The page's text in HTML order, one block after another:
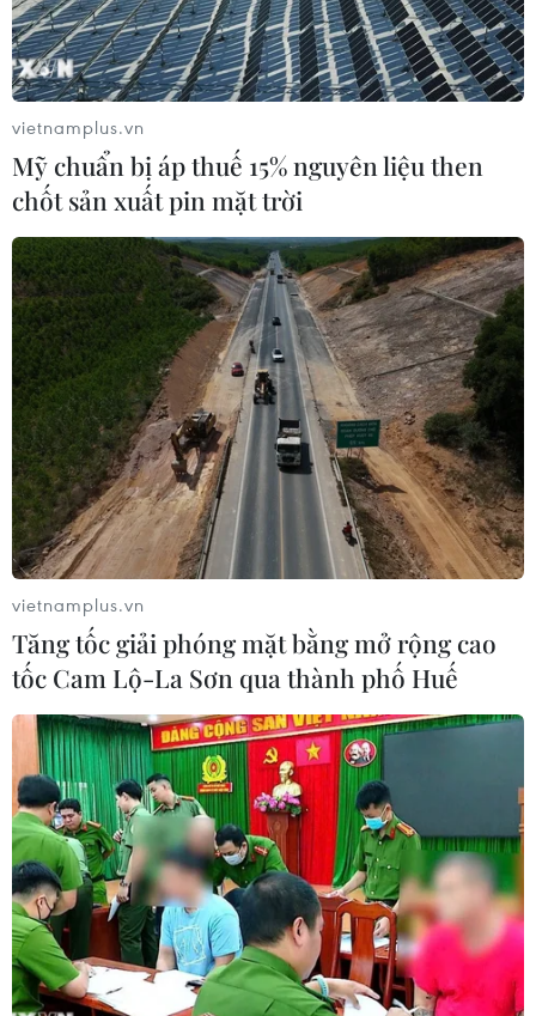
Nhận định thời tiết dịp nghỉ
lễ 30/4 và 1/5/2022
28/04/2022 23:16
Dự báo thời tiết đêm 30/4 ngày 1/5/2022, khu vực Bắc
Bộ có khả năng chịu ảnh hưởng của một đợt gió mùa
Đông Bắc gây mưa dông, vùng núi và trung du có mưa
vừa, mưa to.
vietnamplus.vn
Mỹ chuẩn bị áp thuế 15% nguyên liệu then
chốt sản xuất pin mặt trời
vietnamplus.vn
Tăng tốc giải phóng mặt bằng mở rộng cao
tốc Cam Lộ-La Sơn qua thành phố Huế